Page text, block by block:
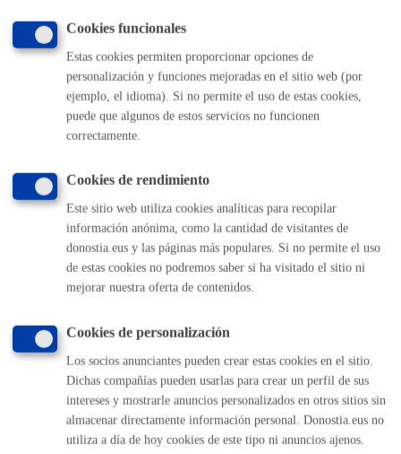
Reglamento de la Ley de Expropiación Forzosa
Destinatarios
Las establecidas legalmente y que sean de aplicación en el ámbito
de este tratamiento.
Las personas afectadas tienen derecho a obtener confirmación sobre
si el Ayuntamiento de San Sebastián está tratando sus datos
personales. Además, tendrán derecho a solicitar:
El acceso a sus datos personales.
La rectificación de los datos inexactos o incompletos.
recabados.
La limitación del tratamiento de sus datos, en cuyo caso, sólo
serán conservados por el Ayuntamiento para el ejercicio o la
defensa de reclamaciones.
La oposición al tratamiento de sus datos, en cuyo caso, el
Ayuntamiento dejará de tratar los datos, salvo por motivos
legítimos imperiosos, o el ejercicio o la defensa de posibles
reclamaciones.
Cookies funcionales
Estas cookies permiten proporcionar opciones de
personalización y funciones mejoradas en el sitio web (por
ejemplo, el idioma). Si no permite el uso de estas cookies,
puede que algunos de estos servicios no funcionen
correctamente.
Cookies de rendimiento
Este sitio web utiliza cookies analíticas para recopilar
información anónima, como la cantidad de visitantes de
donostia.eus y las páginas más populares. Si no permite el uso
de estas cookies no podremos saber si ha visitado el sitio ni
mejorar nuestra oferta de contenidos.
Cookies de personalización
Los socios anunciantes pueden crear estas cookies en el sitio.
Dichas compañías pueden usarlas para crear un perfil de sus
intereses y mostrarle anuncios personalizados en otros sitios sin
almacenar directamente información personal. Donostia.eus no
utiliza a día de hoy cookies de este tipo ni anuncios ajenos.